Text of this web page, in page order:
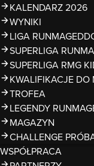
KALENDARZ 2026
WYNIKI
LIGA
SUPERLIGA
SUPERLIGA RMG
KWALIFIKACJE DO
TROFEA
LEGENDY
MAGAZYN
CHALLENGE
WSPÓŁPRACA